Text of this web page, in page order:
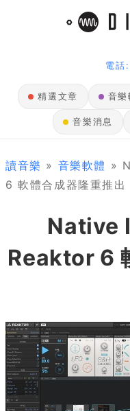
電話
精選文章 音樂
音樂消息
讀音樂 » 音樂軟體 »
6 軟體合成器隆重推出
Native
Reaktor 6